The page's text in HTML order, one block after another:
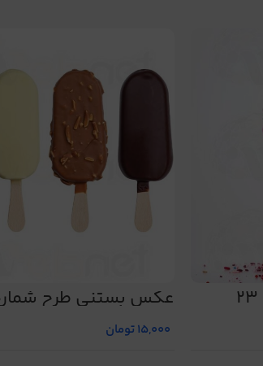
عکس بستنی طرح شماره
15,000تومان